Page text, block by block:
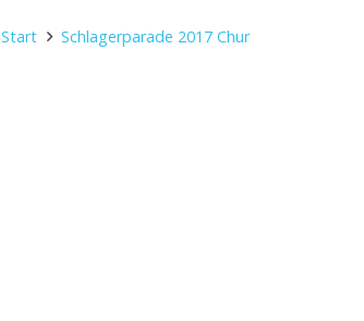
Start Schlagerparade 2017 Chur